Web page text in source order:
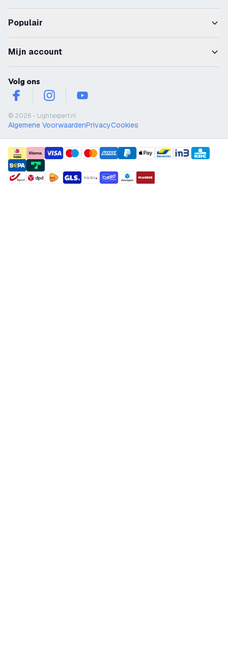
Populair
Mijn account
Volg ons
facebookinstagramyoutube
© 2026 - Lightexpert.nl
Algemene VoorwaardenPrivacyCookies
payment methods
shipment methods